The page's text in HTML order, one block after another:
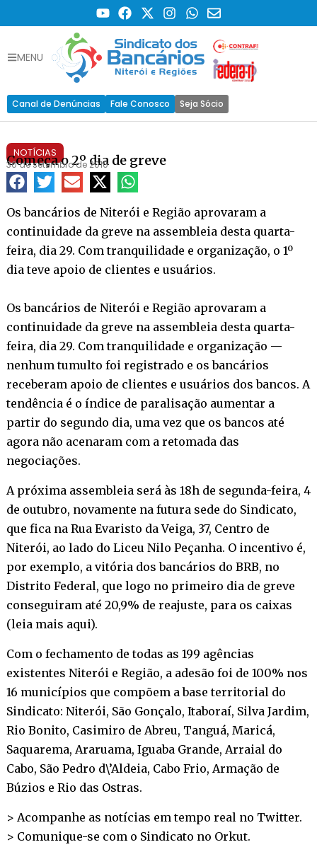
MENU
Canal de Denúncias Fale Conosco Seja Sócio
NOTÍCIAS
Começa o 2º dia de greve
30 de setembro de 2010
Os bancários de Niterói e Região aprovaram a
continuidade da greve na assembleia desta quarta-
feira, dia 29. Com tranquilidade e organização, o 1º
dia teve apoio de clientes e usuários.
Os bancários de Niterói e Região aprovaram a
continuidade da greve na assembleia desta quarta-
feira, dia 29. Com tranquilidade e organização —
nenhum tumulto foi registrado e os bancários
receberam apoio de clientes e usuários dos bancos. A
tendência é o índice de paralisação aumentar a
partir do segundo dia, uma vez que os bancos até
agora não acenaram com a retomada das
negociações.
A próxima assembleia será às 18h de segunda-feira, 4
de outubro, novamente na futura sede do Sindicato,
que fica na Rua Evaristo da Veiga, 37, Centro de
Niterói, ao lado do Liceu Nilo Peçanha. O incentivo é,
por exemplo, a vitória dos bancários do BRB, no
Distrito Federal, que logo no primeiro dia de greve
conseguiram até 20,9% de reajuste, para os caixas
(leia mais aqui).
Com o fechamento de todas as 199 agências
existentes Niterói e Região, a adesão foi de 100% nos
16 municípios que compõem a base territorial do
Sindicato: Niterói, São Gonçalo, Itaboraí, Silva Jardim,
Rio Bonito, Casimiro de Abreu, Tanguá, Maricá,
Saquarema, Araruama, Iguaba Grande, Arraial do
Cabo, São Pedro d\’Aldeia, Cabo Frio, Armação de
Búzios e Rio das Ostras.
> Acompanhe as notícias em tempo real no Twitter.
> Comunique-se com o Sindicato no Orkut.